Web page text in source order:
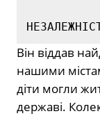
Він віддав
нашими
діти могли
державі.